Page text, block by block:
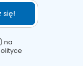
na
się!